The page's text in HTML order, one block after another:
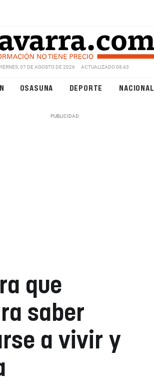
07 DE AGOSTO DE 2026 ACTUALIZADO 08:43
OSASUNA DEPORTE NACIONAL
que
saber
a vivir y